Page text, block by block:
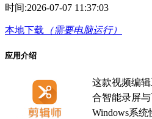
时间:2026-07-07 11:37:03
本地下载 （需要电脑运行）
应用介绍
这款视频编
合智能录屏
Windows系